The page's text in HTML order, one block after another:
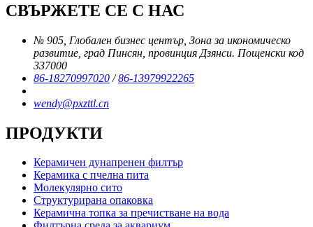
СВЪРЖЕТЕ СЕ С НАС
№ 905, Глобален бизнес център, Зона за икономическо
развитие, град Пинсян, провинция Дзянси. Пощенски код
337000
86-18270997020 /86-13979922265
wendy@pxzttl.cn
ПРОДУКТИ
Керамичен дунапренен филтър
Керамика с пчелна пита
Молекулярно сито
Структурирана опаковка
Керамична топка за пречистване на вода